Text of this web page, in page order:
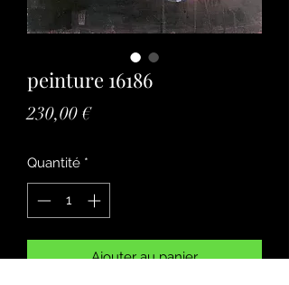
peinture 16186
230,00 €Prix
Quantité *
Ajouter au panier